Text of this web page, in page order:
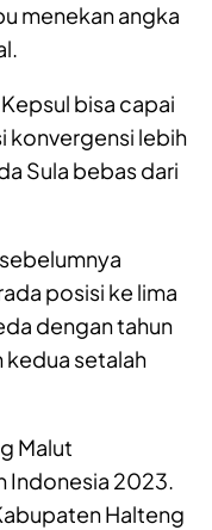
menekan angka
bisa capai
konvergensi lebih
Sula bebas dari
posisi ke lima
dengan tahun
kedua setalah
Malut
Indonesia 2023.
Halteng